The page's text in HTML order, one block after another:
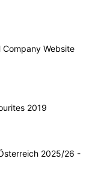
Company Website
2019
2025/26 -